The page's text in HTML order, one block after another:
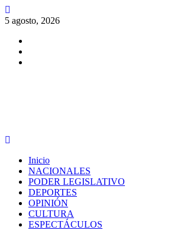
Saltar
al
5 agosto, 2026
Inicio
NACIONALES
PODER LEGISLATIVO
DEPORTES
OPINIÓN
CULTURA
ESPECTÁCULOS